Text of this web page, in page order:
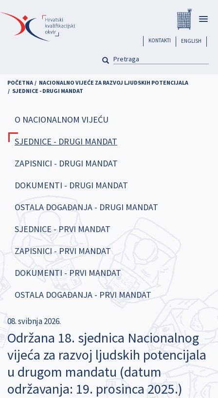
na
glavni
sadržaj
ENGLISH
header
KONTAKTI
PRETRAGA
POČETNA
NACIONALNO VIJEĆE ZA RAZVOJ LJUDSKIH POTENCIJALA
SJEDNICE - DRUGI MANDAT
O NACIONALNOM VIJEĆU
SJEDNICE - DRUGI MANDAT
ZAPISNICI - DRUGI MANDAT
DOKUMENTI - DRUGI MANDAT
OSTALA DOGAĐANJA - DRUGI MANDAT
SJEDNICE - PRVI MANDAT
ZAPISNICI - PRVI MANDAT
DOKUMENTI - PRVI MANDAT
OSTALA DOGAĐANJA - PRVI MANDAT
08. svibnja 2026.
Održana 18. sjednica Nacionalnog
vijeća za razvoj ljudskih potencijala
u drugom mandatu (datum
održavanja: 19. prosinca 2025.)